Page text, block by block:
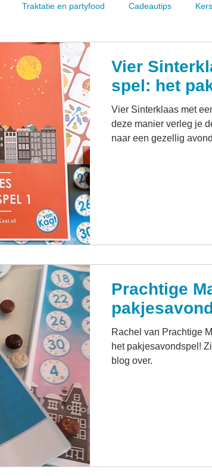
Traktatie en partyfood Cadeautips
Vier
spel: het
Vier Sinterklaas met
deze manier verleg je
naar een gezellig
Prachtige
Rachel van Prachtige
het pakjesavondspel!
blog over.